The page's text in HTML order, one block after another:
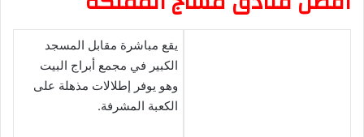
يقع مباشرة مقابل المسجد
الكبير في مجمع أبراج البيت
وهو يوفر إطلالات مذهلة على
الكعبة المشرفة.